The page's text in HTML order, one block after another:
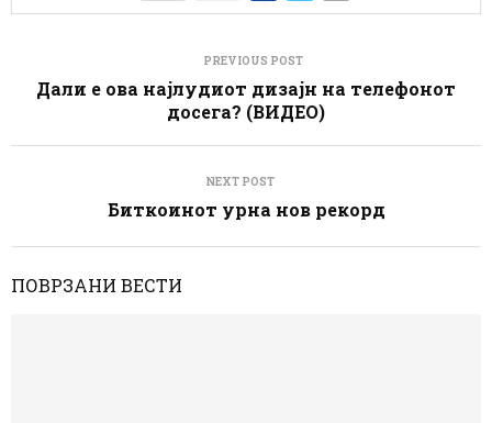
PREVIOUS POST
Дали е ова најлудиот дизајн на телефонот
досега? (ВИДЕО)
NEXT POST
Биткоинот урна нов рекорд
ПОВРЗАНИ ВЕСТИ